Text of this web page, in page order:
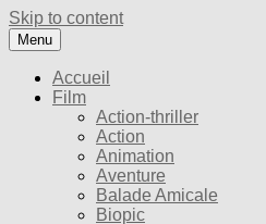
Skip to content
Menu
Accueil
Film
Action-thriller
Action
Animation
Aventure
Balade Amicale
Biopic